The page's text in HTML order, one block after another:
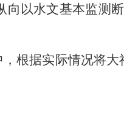
向以水文基本监测
根据实际情况将大